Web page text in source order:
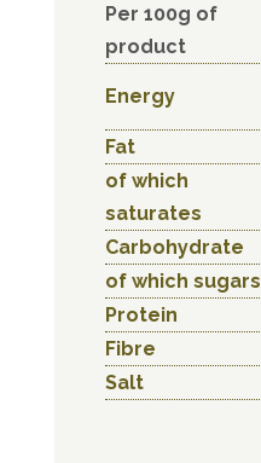
Per 100g of
product
Energy
Fat
of which
saturates
Carbohydrate
of which sugars
Protein
Fibre
Salt